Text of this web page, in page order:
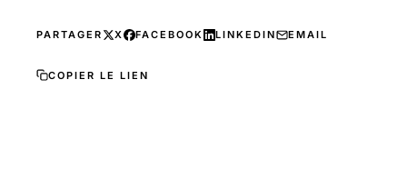
PARTAGER X FACEBOOK LINKEDIN EMAIL
COPIER LE LIEN